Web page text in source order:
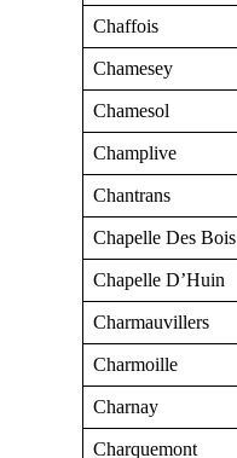
Chaffois
Chamesey
Chamesol
Champlive
Chantrans
Chapelle Des Bois
Chapelle D’Huin
Charmauvillers
Charmoille
Charnay
Charquemont